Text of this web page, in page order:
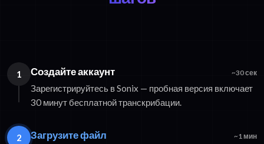
1 Создайте аккаунт ~30 сек
Зарегистрируйтесь в Sonix — пробная версия включает
30 минут бесплатной транскрибации.
2 Загрузите файл ~1 мин